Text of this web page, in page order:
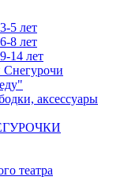
5 лет
8 лет
14 лет
аксессуары
театра